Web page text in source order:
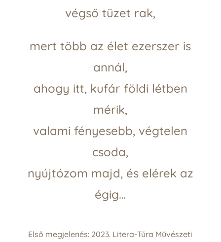
végső tüzet rak,
mert több az élet ezerszer is
annál,
ahogy itt, kufár földi létben
mérik,
valami fényesebb, végtelen
csoda,
nyújtózom majd, és elérek az
égig…
Első megjelenés: 2023. Litera-Túra Művészeti